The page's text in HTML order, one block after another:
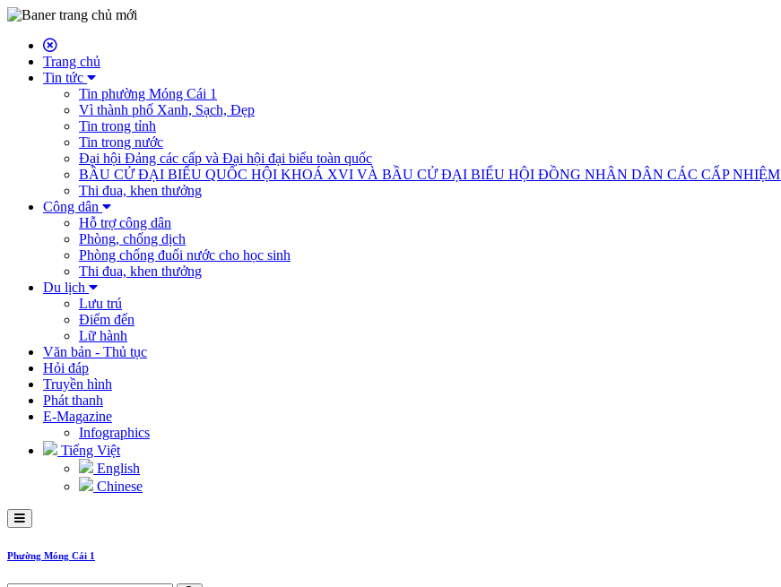
Trang chủ
Tin tức
Tin phường Móng Cái 1
Vì thành phố Xanh, Sạch, Đẹp
Tin trong tỉnh
Tin trong nước
Đại hội Đảng các cấp và Đại hội đại biểu toàn quốc
BẦU CỬ ĐẠI BIỂU QUỐC HỘI KHOÁ XVI VÀ BẦU CỬ ĐẠI BIỂU HỘI ĐỒNG NHÂN DÂN CÁC CẤP NHIỆM
Thi đua, khen thưởng
Công dân
Hỗ trợ công dân
Phòng, chống dịch
Phòng chống đuối nước cho học sinh
Thi đua, khen thưởng
Du lịch
Lưu trú
Điểm đến
Lữ hành
Văn bản - Thủ tục
Hỏi đáp
Truyền hình
Phát thanh
E-Magazine
Infographics
Tiếng Việt
English
Chinese
Phường Móng Cái 1